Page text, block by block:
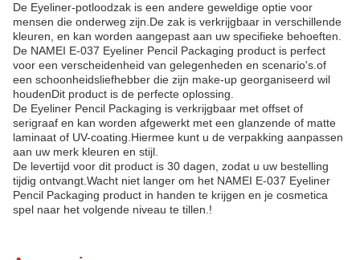
De Eyeliner-potloodzak is een andere geweldige optie voor
mensen die onderweg zijn.De zak is verkrijgbaar in verschillende
kleuren, en kan worden aangepast aan uw specifieke behoeften.
De NAMEI E-037 Eyeliner Pencil Packaging product is perfect
voor een verscheidenheid van gelegenheden en scenario's.of
een schoonheidsliefhebber die zijn make-up georganiseerd wil
houdenDit product is de perfecte oplossing.
De Eyeliner Pencil Packaging is verkrijgbaar met offset of
serigraaf en kan worden afgewerkt met een glanzende of matte
laminaat of UV-coating.Hiermee kunt u de verpakking aanpassen
aan uw merk kleuren en stijl.
De levertijd voor dit product is 30 dagen, zodat u uw bestelling
tijdig ontvangt.Wacht niet langer om het NAMEI E-037 Eyeliner
Pencil Packaging product in handen te krijgen en je cosmetica
spel naar het volgende niveau te tillen.!